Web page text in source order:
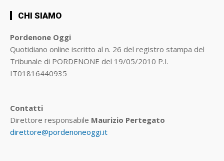
CHI SIAMO
Pordenone Oggi
Quotidiano online iscritto al n. 26 del registro stampa del
Tribunale di PORDENONE del 19/05/2010 P.I.
IT01816440935
Contatti
Direttore responsabile Maurizio Pertegato
direttore@pordenoneoggi.it